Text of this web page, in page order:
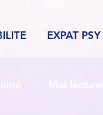
EXPAT
Mes